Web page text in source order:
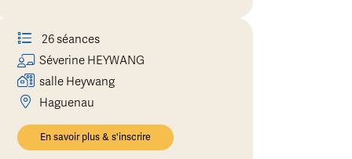
26 séances
Séverine HEYWANG
salle Heywang
Haguenau
En savoir plus & s'inscrire